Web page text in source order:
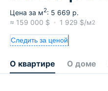
Цена за м2: 5 669 р.
≈ 159 000 $ 1 929 $/м2
Следить за ценой
О квартире О доме